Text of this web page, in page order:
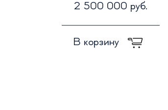
2 500 000 руб.
В корзину